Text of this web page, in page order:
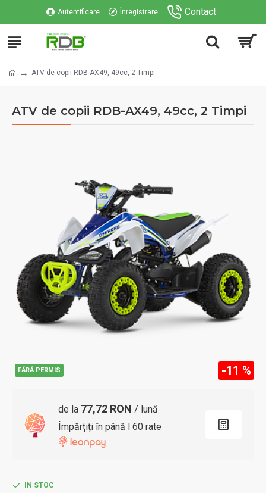
Autentificare Înregistrare Contact
ATV de copii RDB-AX49, 49cc, 2 Timpi
ATV de copii RDB-AX49, 49cc, 2 Timpi
FĂRĂ PERMIS -11 %
de la 77,72 RON / lună
Împărțiți în până l 60 rate
IN STOC